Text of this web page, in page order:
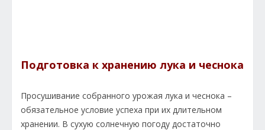
Подготовка к хранению лука и чеснока
Просушивание собранного урожая лука и чеснока –
обязательное условие успеха при их длительном
хранении. В сухую солнечную погоду достаточно